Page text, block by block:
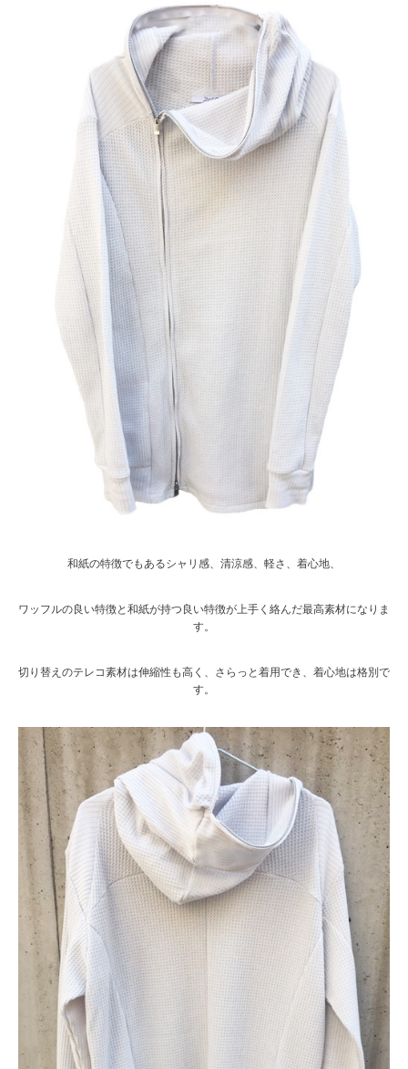
和紙の特徴でもあるシャリ感、清涼感、軽さ、着心地、
ワッフルの良い特徴と和紙が持つ良い特徴が上手く絡んだ最高素材になりま
す。
切り替えのテレコ素材は伸縮性も高く、さらっと着用でき、着心地は格別で
す。